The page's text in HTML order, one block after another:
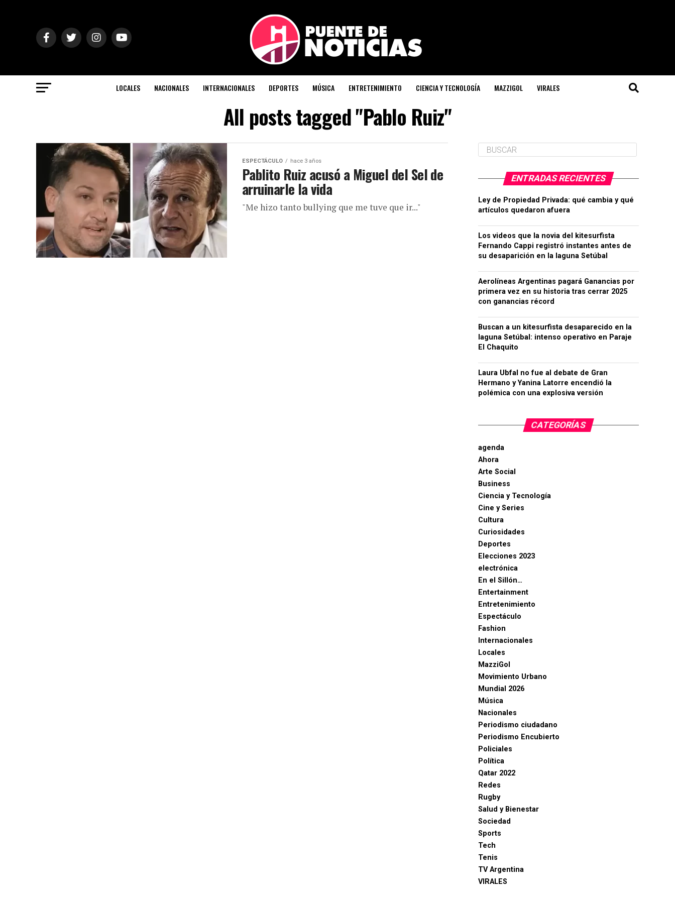
LOCALES NACIONALES INTERNACIONALES DEPORTES MÚSICA ENTRETENIMIENTO CIENCIA Y TECNOLOGÍA MAZZIGOL VIRALES
All posts tagged "Pablo Ruiz"
ESPECTÁCULO hace 3 años
Pablito Ruiz acusó a Miguel del Sel de
arruinarle la vida
"Me hizo tanto bullying que me tuve que ir..."
ENTRADAS RECIENTES
Ley de Propiedad Privada: qué cambia y qué
artículos quedaron afuera
Los videos que la novia del kitesurfista
Fernando Cappi registró instantes antes de
su desaparición en la laguna Setúbal
Aerolíneas Argentinas pagará Ganancias por
primera vez en su historia tras cerrar 2025
con ganancias récord
Buscan a un kitesurfista desaparecido en la
laguna Setúbal: intenso operativo en Paraje
El Chaquito
Laura Ubfal no fue al debate de Gran
Hermano y Yanina Latorre encendió la
polémica con una explosiva versión
CATEGORÍAS
agenda
Ahora
Arte Social
Business
Ciencia y Tecnología
Cine y Series
Cultura
Curiosidades
Deportes
Elecciones 2023
electrónica
En el Sillón…
Entertainment
Entretenimiento
Espectáculo
Fashion
Internacionales
Locales
MazziGol
Movimiento Urbano
Mundial 2026
Música
Nacionales
Periodismo ciudadano
Periodismo Encubierto
Policiales
Política
Qatar 2022
Redes
Rugby
Salud y Bienestar
Sociedad
Sports
Tech
Tenis
TV Argentina
VIRALES